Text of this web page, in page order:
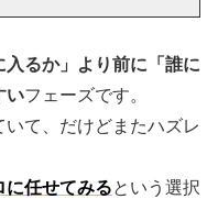
入るか」より前に「誰に
いフェーズです。
て、だけどまたハズレ
に任せてみるという選択